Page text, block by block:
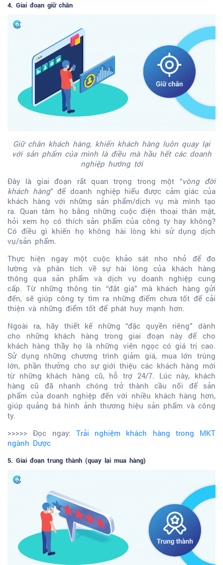
4. Giai đoạn giữ chân
Giữ chân khách hàng, khiến khách hàng luôn quay lại
với sản phẩm của mình là điều mà hầu hết các doanh
nghiệp hướng tới
Đây là giai đoạn rất quan trọng trong một “vòng đời
khách hàng” để doanh nghiệp hiểu được cảm giác của
khách hàng với những sản phẩm/dịch vụ mà mình tạo
ra. Quan tâm họ bằng những cuộc điện thoại thân mật,
hỏi xem họ có thích sản phẩm của công ty hay không?
Có điều gì khiến họ không hài lòng khi sử dụng dịch
vụ/sản phẩm.
Thực hiện ngay một cuộc khảo sát nho nhỏ để đo
lường và phân tích về sự hài lòng của khách hàng
thông qua sản phẩm và dịch vụ doanh nghiệp cung
cấp. Từ những thông tin “đắt giá” mà khách hàng gửi
đến, sẽ giúp công ty tìm ra những điểm chưa tốt để cải
thiện và những điểm tốt để phát huy mạnh hơn.
Ngoài ra, hãy thiết kế những “đặc quyền riêng” dành
cho những khách hàng trong giai đoạn này để cho
khách hàng thầy họ là những viên ngọc có giá trị cao.
Sử dụng những chương trình giảm giá, mua lớn trúng
lớn, phần thưởng cho sự giới thiệu các khách hàng mới
từ những khách hàng cũ, hỗ trợ 24/7. Lúc này, khách
hàng cũ đã nhanh chóng trở thành cầu nối để sản
phẩm của doanh nghiệp đến với nhiều khách hàng hơn,
giúp quảng bá hình ảnh thương hiệu sản phẩm và công
ty.
>>>>> Đọc ngay: Trải nghiệm khách hàng trong MKT
ngành Dược
5. Giai đoạn trung thành (quay lại mua hàng)